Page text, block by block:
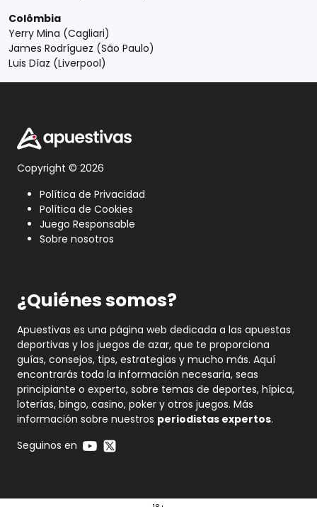
Colômbia
Yerry Mina (Cagliari)
James Rodríguez (São Paulo)
Luis Díaz (Liverpool)
Copyright © 2026
Política de Privacidad
Política de Cookies
Juego Responsable
Sobre nosotros
¿Quiénes somos?
Apuestivas es una página web dedicada a las apuestas
deportivas y los juegos de azar, que te proporciona
guías, consejos, tips, estrategias y mucho más. Aquí
encontrarás toda la información necesaria, seas
principiante o experto, sobre temas de deportes, hípica,
loterías, bingo, casino, poker y otros juegos. Más
información sobre nuestros periodistas expertos.
Seguinos en